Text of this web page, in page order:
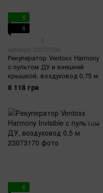
6
6
2
Артикул: 23072550
Рекуператор Ventoxx Harmony
с пультом ДУ и внешней
крышкой, воздуховод 0,75 м
8 118 грн
6